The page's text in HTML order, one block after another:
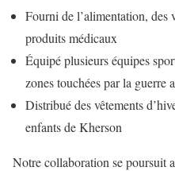
Fourni de l’alimentation, des
produits médicaux
Équipé plusieurs équipes
zones touchées par la guerre
Distribué des vêtements
enfants de Kherson
Notre collaboration se poursuit